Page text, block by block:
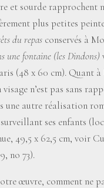
et sourde rapprochent
plus petites
du repas conservés à
une fontaine (les Dindons)
(48 x 60 cm). Quant à
n’est pas sans
une autre réalisation
ses enfants
49,5 x 62,5 cm, voir
no 73).
œuvre, comment ne